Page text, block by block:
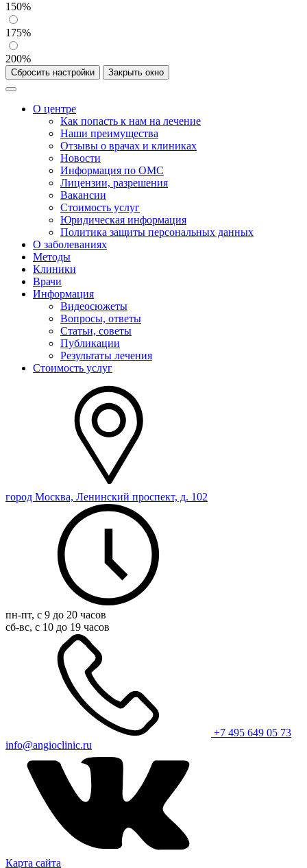
150%
175%
200%
Сбросить настройки Закрыть окно
О центре
Как попасть к нам на лечение
Наши преимущества
Отзывы о врачах и клиниках
Новости
Информация по ОМС
Лицензии, разрешения
Вакансии
Стоимость услуг
Юридическая информация
Политика защиты персональных данных
О заболеваниях
Методы
Клиники
Врачи
Информация
Видеосюжеты
Вопросы, ответы
Статьи, советы
Публикации
Результаты лечения
Стоимость услуг
город Москва, Ленинский проспект, д. 102
пн-пт, с 9 до 20 часов
сб-вс, с 10 до 19 часов
+7 495 649 05 73
info@angioclinic.ru
Карта сайта